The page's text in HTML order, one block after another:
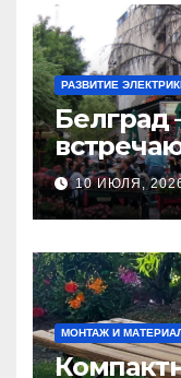
РАЗВИТИЕ
Белград
10 ИЮЛЯ,
МОНТАЖ И